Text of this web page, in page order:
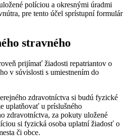
políciou a okresnými úradmi
pre tento účel sprístupní formulár
stravného
prijímať žiadosti repatriantov o
v súvislosti s umiestnením do
zdravotníctva si budú fyzické
uplatňovať u príslušného
zdravotníctva, za pokuty uložené
si fyzická osoba uplatní žiadosť o
či obce.